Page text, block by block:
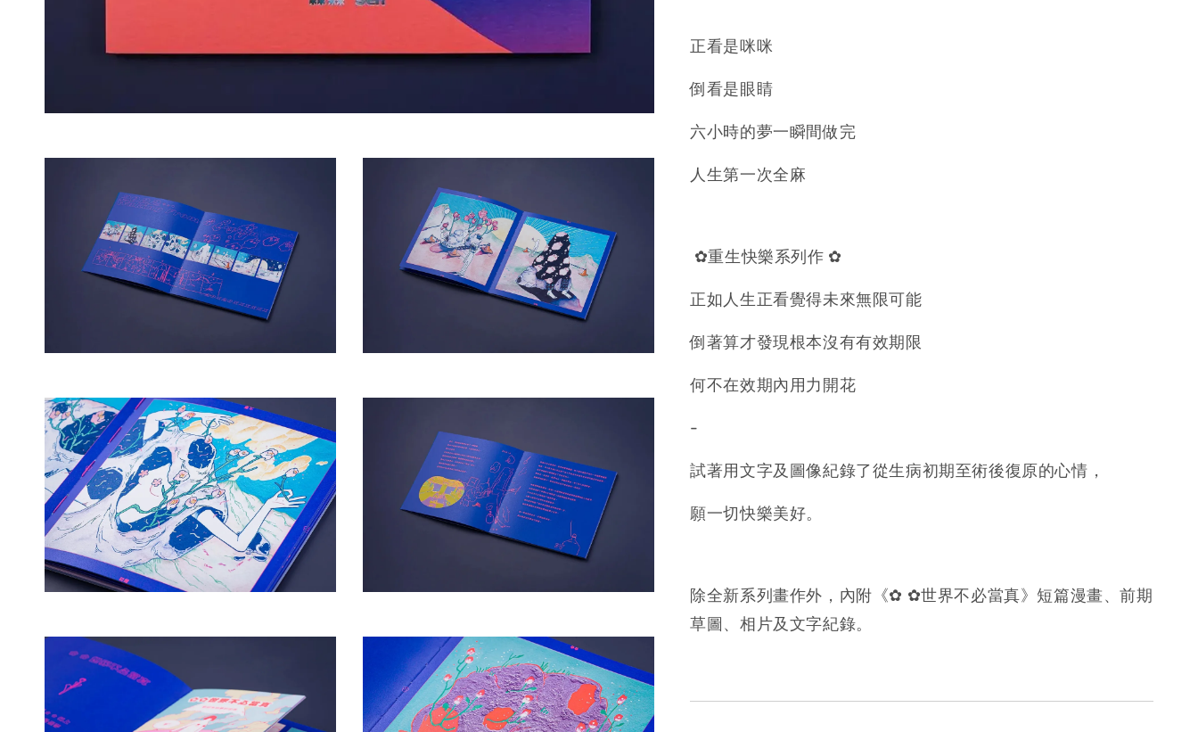
正看是咪咪
倒看是眼睛
六小時的夢一瞬間做完
人生第一次全麻
✿重生快樂系列作 ✿
正如人生正看覺得未來無限可能
倒著算才發現根本沒有有效期限
何不在效期內用力開花
-
試著用文字及圖像紀錄了從生病初期至術後復原的心情，
願一切快樂美好。
除全新系列畫作外， 內附《✿ ✿世界不必當真》短篇漫畫、前期
草圖、相片及文字紀錄。